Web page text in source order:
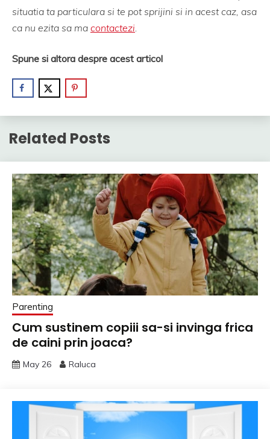
situatia ta particulara si te pot sprijini si in acest caz, asa
ca nu ezita sa ma contactezi
Spune si altora despre acest articol
Related Posts
Parenting
Cum sustinem copiii sa-si invinga frica
de caini prin joaca?
May 26 Raluca